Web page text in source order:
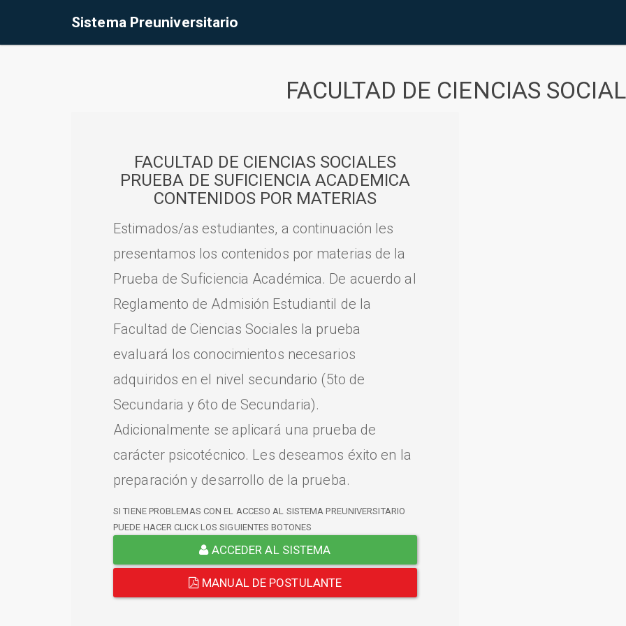
Sistema Preuniversitario
FACULTAD DE CIENCIAS
FACULTAD DE CIENCIAS SOCIALES
PRUEBA DE SUFICIENCIA ACADEMICA
CONTENIDOS POR MATERIAS
Estimados/as estudiantes, a continuación les
presentamos los contenidos por materias de la
Prueba de Suficiencia Académica. De acuerdo al
Reglamento de Admisión Estudiantil de la
Facultad de Ciencias Sociales la prueba
evaluará los conocimientos necesarios
adquiridos en el nivel secundario (5to de
Secundaria y 6to de Secundaria).
Adicionalmente se aplicará una prueba de
carácter psicotécnico. Les deseamos éxito en la
preparación y desarrollo de la prueba.
SI TIENE PROBLEMAS CON EL ACCESO AL SISTEMA PREUNIVERSITARIO
PUEDE HACER CLICK LOS SIGUIENTES BOTONES
ACCEDER AL SISTEMA
MANUAL DE POSTULANTE